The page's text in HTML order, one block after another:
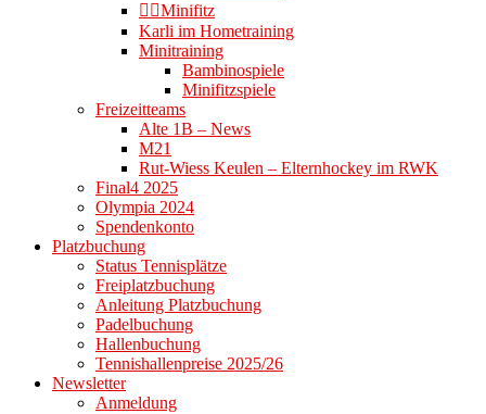
👉🏻Minifitz
Karli im Hometraining
Minitraining
Bambinospiele
Minifitzspiele
Freizeitteams
Alte 1B – News
M21
Rut-Wiess Keulen – Elternhockey im RWK
Final4 2025
Olympia 2024
Spendenkonto
Platzbuchung
Status Tennisplätze
Freiplatzbuchung
Anleitung Platzbuchung
Padelbuchung
Hallenbuchung
Tennishallenpreise 2025/26
Newsletter
Anmeldung